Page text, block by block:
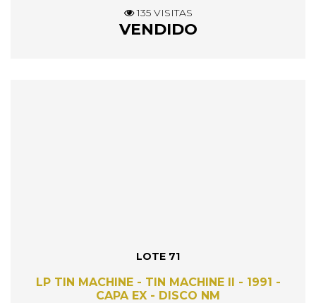
135 VISITAS
VENDIDO
LOTE 71
LP TIN MACHINE - TIN MACHINE II - 1991 -
CAPA EX - DISCO NM